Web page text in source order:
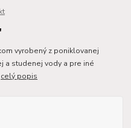
vyrobený z poniklovanej
a studenej vody a pre iné
celý popis